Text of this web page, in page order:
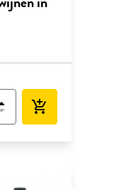
add_shopping_cart